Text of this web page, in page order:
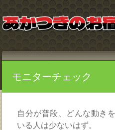
モニターチェック
自分が普段、どんな動き
いる人は少ないはず。